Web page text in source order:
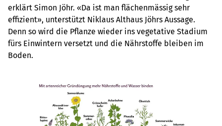
erklärt Simon Jöhr. «Da ist man flächenmässig sehr
effizient», unterstützt Niklaus Althaus Jöhrs Aussage.
Denn so wird die Pflanze wieder ins vegetative Stadium
fürs Einwintern versetzt und die Nährstoffe bleiben im
Boden.